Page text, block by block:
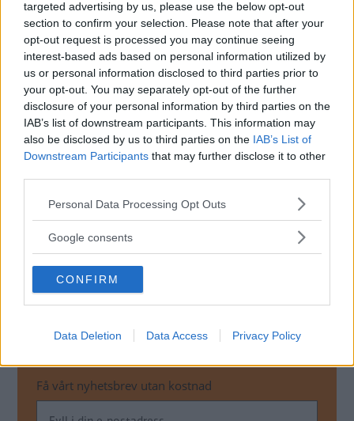
targeted advertising by us, please use the below opt-out
section to confirm your selection. Please note that after your
opt-out request is processed you may continue seeing
interest-based ads based on personal information utilized by
us or personal information disclosed to third parties prior to
your opt-out. You may separately opt-out of the further
disclosure of your personal information by third parties on the
IAB’s list of downstream participants. This information may
also be disclosed by us to third parties on the IAB’s List of
Downstream Participants that may further disclose it to other
Please note that this website/app uses one or more Google
not limited to your visit or usage behaviour. You may click to
use your data for below specified purposes in below Google
consent section.
Personal Data Processing Opt Outs
Google consents
CONFIRM
Data Deletion Data Access Privacy Policy
klar. Men provisoriska strafftullar kan dessutom införas
redan i juli, skriverReuters, och det skulle göra kinesiska
bilar dyrare att köpa.
Den kinesiskahandelskammaren uppger i ett uttalande
att beskedet är en ”besvikelse” och att den ökade
försäljningen för kinesiska elbilar i Europa beror på ökad
efterfrågan.
.
– Kommer EU fram till att lägga skyddstullar för att vi inte
kan konkurrera på egna villkor, då svarar Kina garanterat.
Då har vi ett handelskrig som vi inte behöver.
MISSA INTE KOMMANDE ARTIKLAR OM EU:S
Få vårt nyhetsbrev utan kostnad